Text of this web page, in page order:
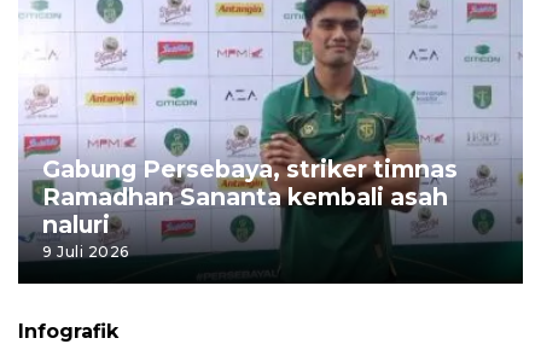
Gabung Persebaya, striker timnas
Ramadhan Sananta kembali asah
naluri
9 Juli 2026
Infografik